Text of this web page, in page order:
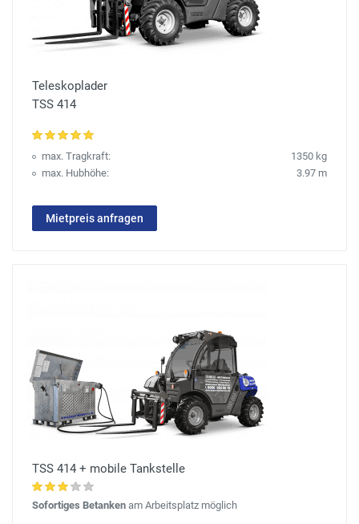
Teleskoplader
TSS 414
max. Tragkraft:
1350 kg
max. Hubhöhe:
3.97 m
Mietpreis anfragen
TSS 414 + mobile Tankstelle
Sofortiges Betanken am Arbeitsplatz möglich